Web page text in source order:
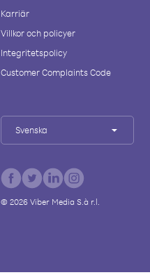
Karriär
Villkor och policyer
Integritetspolicy
Customer Complaints Code
Svenska
© 2026Viber Media S.à r.l.